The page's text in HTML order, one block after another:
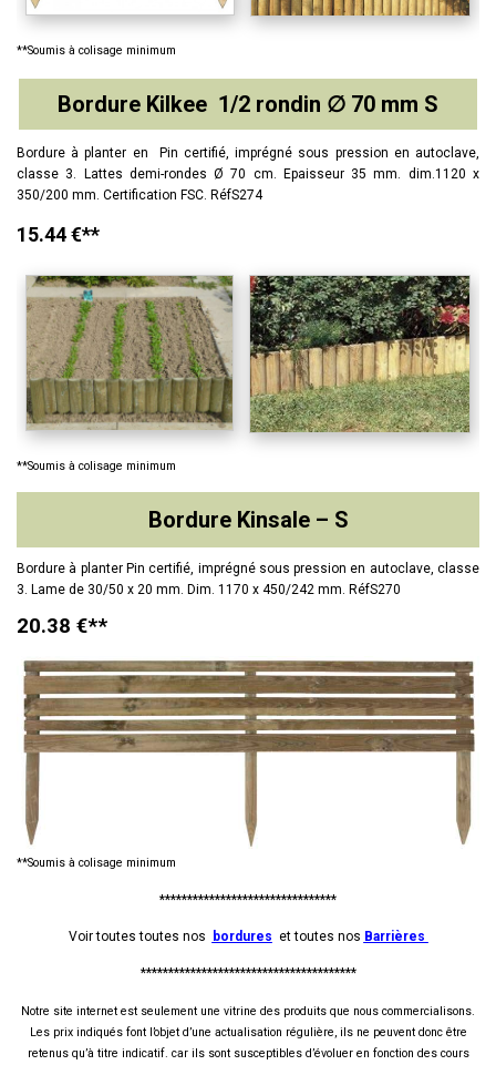
**Soumis à colisage minimum
Bordure Kilkee 1/2 rondin ∅ 70 mm S
Bordure à planter en Pin certifié, imprégné sous pression en autoclave,
classe 3. Lattes demi-rondes Ø 70 cm. Epaisseur 35 mm. dim.1120 x
350/200 mm. Certification FSC. RéfS274
15.44 €**
**Soumis à colisage minimum
Bordure Kinsale – S
Bordure à planter Pin certifié, imprégné sous pression en autoclave, classe
3. Lame de 30/50 x 20 mm. Dim. 1170 x 450/242 mm. RéfS270
20.38 €**
**Soumis à colisage minimum
********************************
Voir toutes toutes nos bordures et toutes nos Barrières
***************************************
Notre site internet est seulement une vitrine des produits que nous commercialisons.
Les prix indiqués font l’objet d’une actualisation régulière, ils ne peuvent donc être
retenus qu’à titre indicatif. car ils sont susceptibles d’évoluer en fonction des cours